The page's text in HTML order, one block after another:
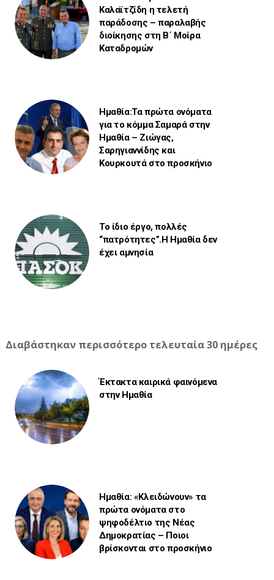
Καλαϊτζίδη η τελετή
παράδοσης – παραλαβής
διοίκησης στη Β΄ Μοίρα
Καταδρομών
Ημαθία:Τα πρώτα ονόματα
για το κόμμα Σαμαρά στην
Ημαθία – Ζιώγας,
Σαρηγιαννίδης και
Κουρκουτά στο προσκήνιο
Το ίδιο έργο, πολλές
“πατρότητες”.Η Ημαθία δεν
έχει αμνησία
Διαβάστηκαν περισσότερο τελευταία 30 ημέρες
Έκτακτα καιρικά φαινόμενα
στην Ημαθία
Ημαθία: «Κλειδώνουν» τα
πρώτα ονόματα στο
ψηφοδέλτιο της Νέας
Δημοκρατίας – Ποιοι
βρίσκονται στο προσκήνιο